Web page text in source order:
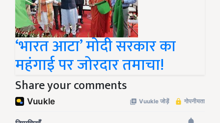
‘भारत आटा’ मोदी सरकार का
महंगाई पर जोरदार तमाचा!
Share your comments